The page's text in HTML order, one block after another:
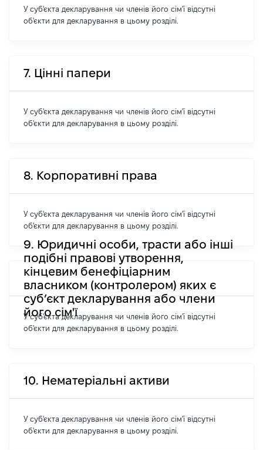
У суб'єкта декларування чи членів його сім'ї відсутні
об'єкти для декларування в цьому розділі.
7. Цінні папери
У суб'єкта декларування чи членів його сім'ї відсутні
об'єкти для декларування в цьому розділі.
8. Корпоративні права
У суб'єкта декларування чи членів його сім'ї відсутні
об'єкти для декларування в цьому розділі.
9. Юридичні особи, трасти або інші
подібні правові утворення,
кінцевим бенефіціарним
власником (контролером) яких є
суб’єкт декларування або члени
його сім'ї
У суб'єкта декларування чи членів його сім'ї відсутні
об'єкти для декларування в цьому розділі.
10. Нематеріальні активи
У суб'єкта декларування чи членів його сім'ї відсутні
об'єкти для декларування в цьому розділі.